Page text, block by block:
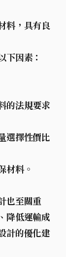
料，具有良
下因素：
的法規要求
選擇性價比
材料。
也至關重
降低運輸成
計的優化建